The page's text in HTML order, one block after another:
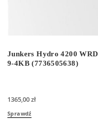
Junkers Hydro 4200 WRD
9-4KB (7736505638)
1365,00zł
Sprawdź